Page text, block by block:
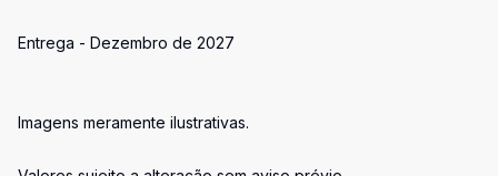
Entrega - Dezembro de 2027
Imagens meramente ilustrativas.